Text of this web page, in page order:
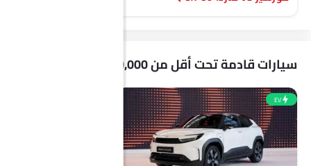
سيارات قادمة تحت أقل من 50,000 ريال
EV